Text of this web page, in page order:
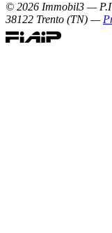
© 2026 Immobil3 —
38122 Trento (TN) —